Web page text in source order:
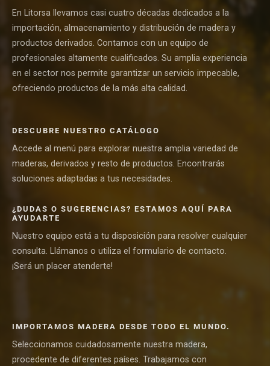
En Litorsa llevamos casi cuatro décadas dedicados a la
importación, almacenamiento y distribución de madera y
productos derivados. Contamos con un equipo de
profesionales altamente cualificados. Su amplia experiencia
en el sector nos permite garantizar un servicio impecable,
ofreciendo productos de la más alta calidad.
DESCUBRE NUESTRO CATÁLOGO
Accede al menú para explorar nuestra amplia variedad de
maderas, derivados y resto de productos. Encontrarás
soluciones adaptadas a tus necesidades.
¿DUDAS O SUGERENCIAS? ESTAMOS AQUÍ PARA
AYUDARTE
Nuestro equipo está a tu disposición para resolver cualquier
consulta. Llámanos o utiliza el formulario de contacto.
¡Será un placer atenderte!
IMPORTAMOS MADERA DESDE TODO EL MUNDO.
Seleccionamos cuidadosamente nuestra madera,
procedente de diferentes países. Trabajamos con